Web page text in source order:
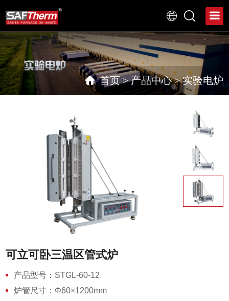
首页>产品中心>实验电炉
可立可卧三温区管式炉
产品型号：STGL-60-12
炉管尺寸：Φ60×1200mm